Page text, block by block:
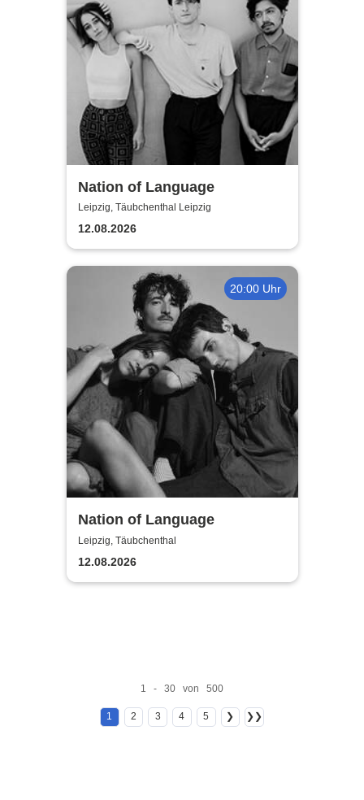
Nation of Language
Leipzig, Täubchenthal Leipzig
12.08.2026
20:00 Uhr
Nation of Language
Leipzig, Täubchenthal
12.08.2026
1 - 30 von 500
1 2 3 4 5 ❯ ❯❯